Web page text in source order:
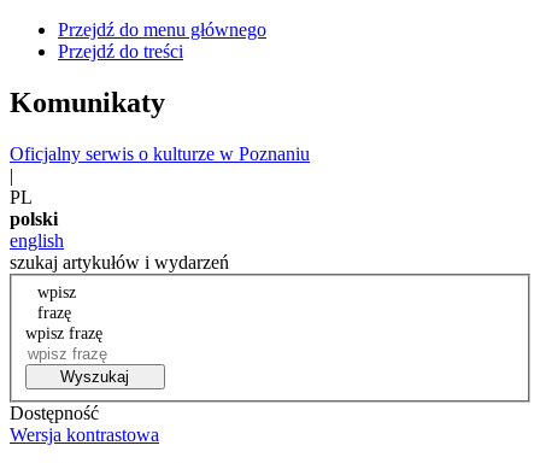
Przejdź do menu głównego
Przejdź do treści
Komunikaty
Oficjalny serwis o kulturze w Poznaniu
|
PL
polski
english
szukaj artykułów i wydarzeń
wpisz
frazę
wpisz frazę
Wyszukaj
Dostępność
Wersja kontrastowa